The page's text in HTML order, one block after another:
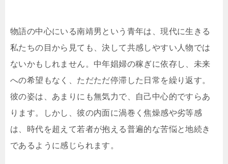
物語の中心にいる南靖男という青年は、現代に生きる
私たちの目から見ても、決して共感しやすい人物では
ないかもしれません。中年娼婦の稼ぎに依存し、未来
への希望もなく、ただただ停滞した日常を繰り返す。
彼の姿は、あまりにも無気力で、自己中心的ですらあ
ります。しかし、彼の内面に渦巻く焦燥感や劣等感
は、時代を超えて若者が抱える普遍的な苦悩と地続き
であるように感じられます。